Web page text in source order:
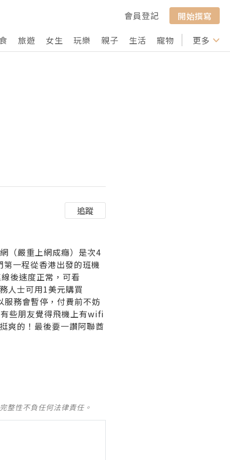
會員登記
開始撰寫
旅遊 女生 玩樂 親子 生活 寵物 行山 打卡
更多
追蹤
（嚴重上網成癮）是次4
一程從香港出發的班機
後速度正常，可看
人士可用1美元購買
務會暫停，付費前不妨
些朋友覺得飛機上有wifi
爽的！最後要一讚阿聯酋
整性不負任何法律責任。